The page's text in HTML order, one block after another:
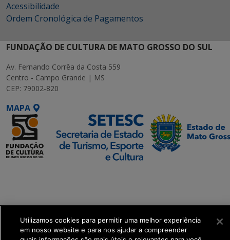
Acessibilidade
Ordem Cronológica de Pagamentos
FUNDAÇÃO DE CULTURA DE MATO GROSSO DO SUL
Av. Fernando Corrêa da Costa 559
Centro - Campo Grande | MS
CEP: 79002-820
MAPA
get_footer();
Utilizamos cookies para permitir uma melhor experiência
em nosso website e para nos ajudar a compreender